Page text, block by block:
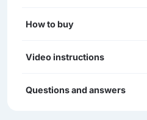
How to buy
Video instructions
Questions and answers